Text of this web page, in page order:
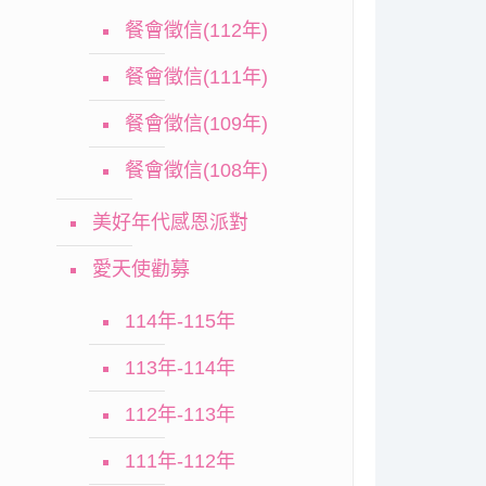
餐會徵信(112年)
餐會徵信(111年)
餐會徵信(109年)
餐會徵信(108年)
美好年代感恩派對
愛天使勸募
114年-115年
113年-114年
112年-113年
111年-112年